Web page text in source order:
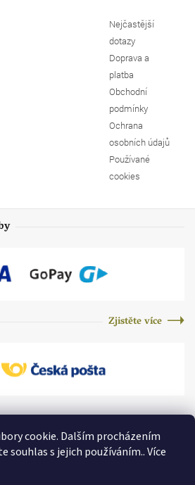
cookie. Dalším procházením
souhlas s jejich používáním.. Více
Nejčastější
dotazy
Doprava a
platba
Obchodní
podmínky
Ochrana
osobních údajů
Používané
cookies
Zjistěte více